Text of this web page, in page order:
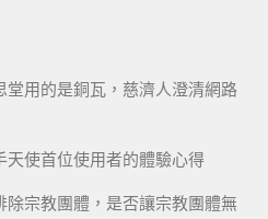
堂用的是銅瓦，慈濟人澄清網路
天使首位使用者的體驗心得
除宗教團體，是否讓宗教團體無